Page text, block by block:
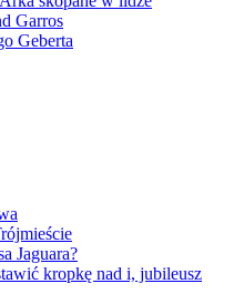
Garros
Geberta
Jaguara?
kropkę nad i, jubileusz